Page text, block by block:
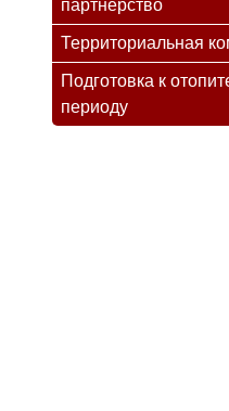
партнерство
Территориальная
Подготовка к
периоду